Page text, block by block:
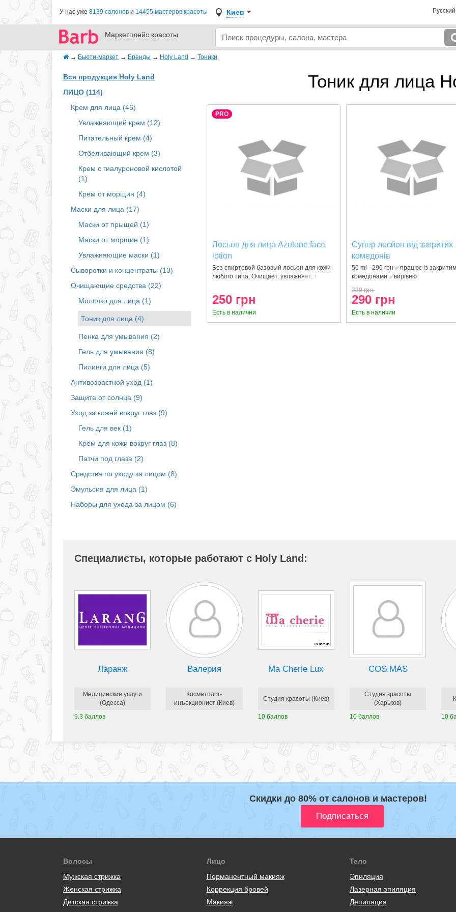
У нас уже 8139 салонов и 14455 мастеров красоты Киев
Маркетплейс красоты
→ Бьюти-маркет → Бренды → Holy Land → Тоники
Вся продукция Holy Land
ЛИЦО (114)
Крем для лица (46)
Увлажняющий крем (12)
Питательный крем (4)
Отбеливающий крем (3)
Крем с гиалуроновой кислотой
(1)
Крем от морщин (4)
Маски для лица (17)
Маски от прыщей (1)
Маски от морщин (1)
Увлажняющие маски (1)
Сыворотки и концентраты (13)
Очищающие средства (22)
Молочко для лица (1)
Тоник для лица (4)
Пенка для умывания (2)
Гель для умывания (8)
Пилинги для лица (5)
Антивозрастной уход (1)
Защита от солнца (9)
Уход за кожей вокруг глаз (9)
Гель для век (1)
Крем для кожи вокруг глаз (8)
Патчи под глаза (2)
Средства по уходу за лицом (8)
Эмульсия для лица (1)
Наборы для ухода за лицом (6)
Тоник для лица
PRO
Лосьон для лица Azulene face
lotion
Без спиртовой базовый лосьон для кожи
любого типа. Очищает, увлажняет, т
250 грн
Есть в наличии
Супер лосйон від закритих
комедонів
50 ml - 290 грн ✅працює із
комедонами ✅вирівню
330 грн.
290 грн
Есть в наличии
Специалисты, которые работают с Holy Land:
Ларанж
Медицинские услуги
(Одесса)
9.3 баллов
Валерия
Косметолог-
инъекционист (Киев)
Ma Cherie Lux
Студия красоты (Киев)
10 баллов
COS.MAS
Студия красоты
(Харьков)
10 баллов
10
Скидки до 80% от салонов и мастеров!
Волосы
Мужская стрижка
Женская стрижка
Детская стрижка
Лицо
Перманентный макияж
Коррекция бровей
Макияж
Тело
Эпиляция
Лазерная эпиляция
Депиляция